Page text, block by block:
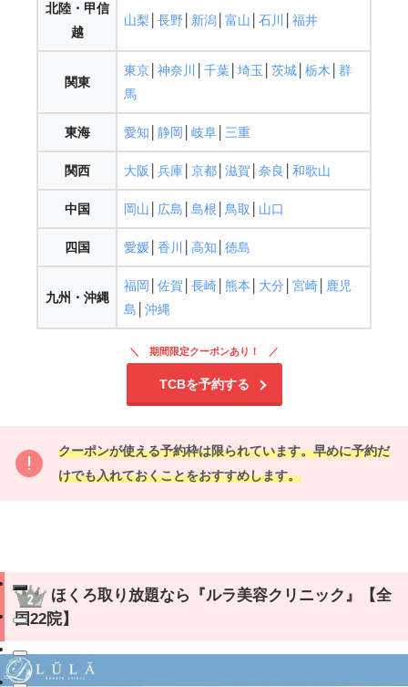
北陸・甲信
越
山梨 長野 新潟 富山 石川 福井
関東
東京 神奈川 千葉 埼玉 茨城 栃木
群
馬
東海 愛知 静岡 岐阜 三重
関西 大阪 兵庫 京都 滋賀 奈良 和歌山
中国 岡山 広島 島根 鳥取 山口
四国 愛媛 香川 高知 徳島
九州・沖縄
福岡 佐賀 長崎 熊本 大分 宮崎
鹿児
島
沖縄
期間限定クーポンあり！
TCBを予約する
クーポンが使える予約枠は限られています。早めに予約だ
けでも入れておくことをおすすめします。
ほくろ取り放題なら『ルラ美容クリニック』【全
国22院】